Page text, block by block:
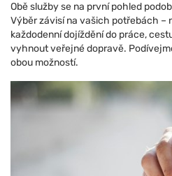
Obě služby se na první pohled
Výběr závisí na vašich potřebách –
každodenní dojíždění do práce,
vyhnout veřejné dopravě.
obou možností.